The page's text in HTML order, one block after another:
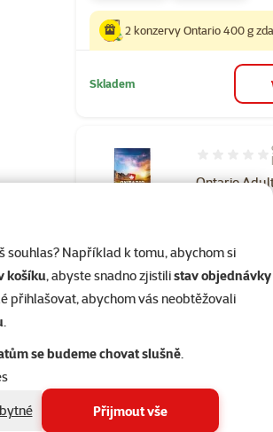
souhlas? Například k tomu, abychom si
košíku, abyste snadno zjistilistav objednávky
přihlašovat, abychom vás neobtěžovali
.
se budeme chovat slušně.
Přijmout vše
2 konzervy Ontario 400 g
Skladem
Ontario
Hodnocení
Původní cena
1 499 Kč
Cena
1 349 Kč
Cena za 100 g:
Skladem